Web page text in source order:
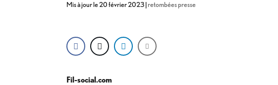
Mis à jour le 20 février 2023|retombées presse
Fil-social.com